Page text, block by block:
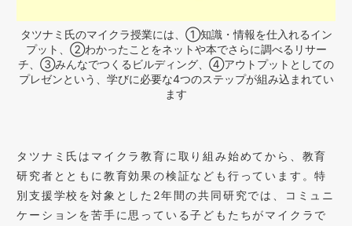
タツナミ氏のマイクラ授業には、①知識・情報を仕入れるイン
プット、②わかったことをネットや本でさらに調べるリサー
チ、③みんなでつくるビルディング、④アウトプットとしての
プレゼンという、学びに必要な4つのステップが組み込まれてい
ます
タツナミ氏はマイクラ教育に取り組み始めてから、教育
研究者とともに教育効果の検証なども行っています。特
別支援学校を対象とした2年間の共同研究では、コミュニ
ケーションを苦手に思っている子どもたちがマイクラで